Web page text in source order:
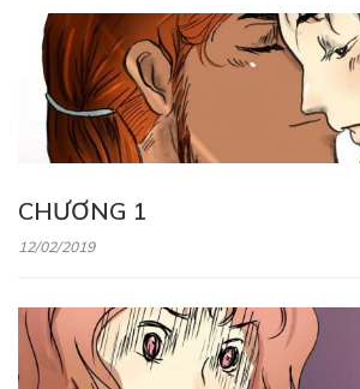
CHƯƠNG 1
12/02/2019